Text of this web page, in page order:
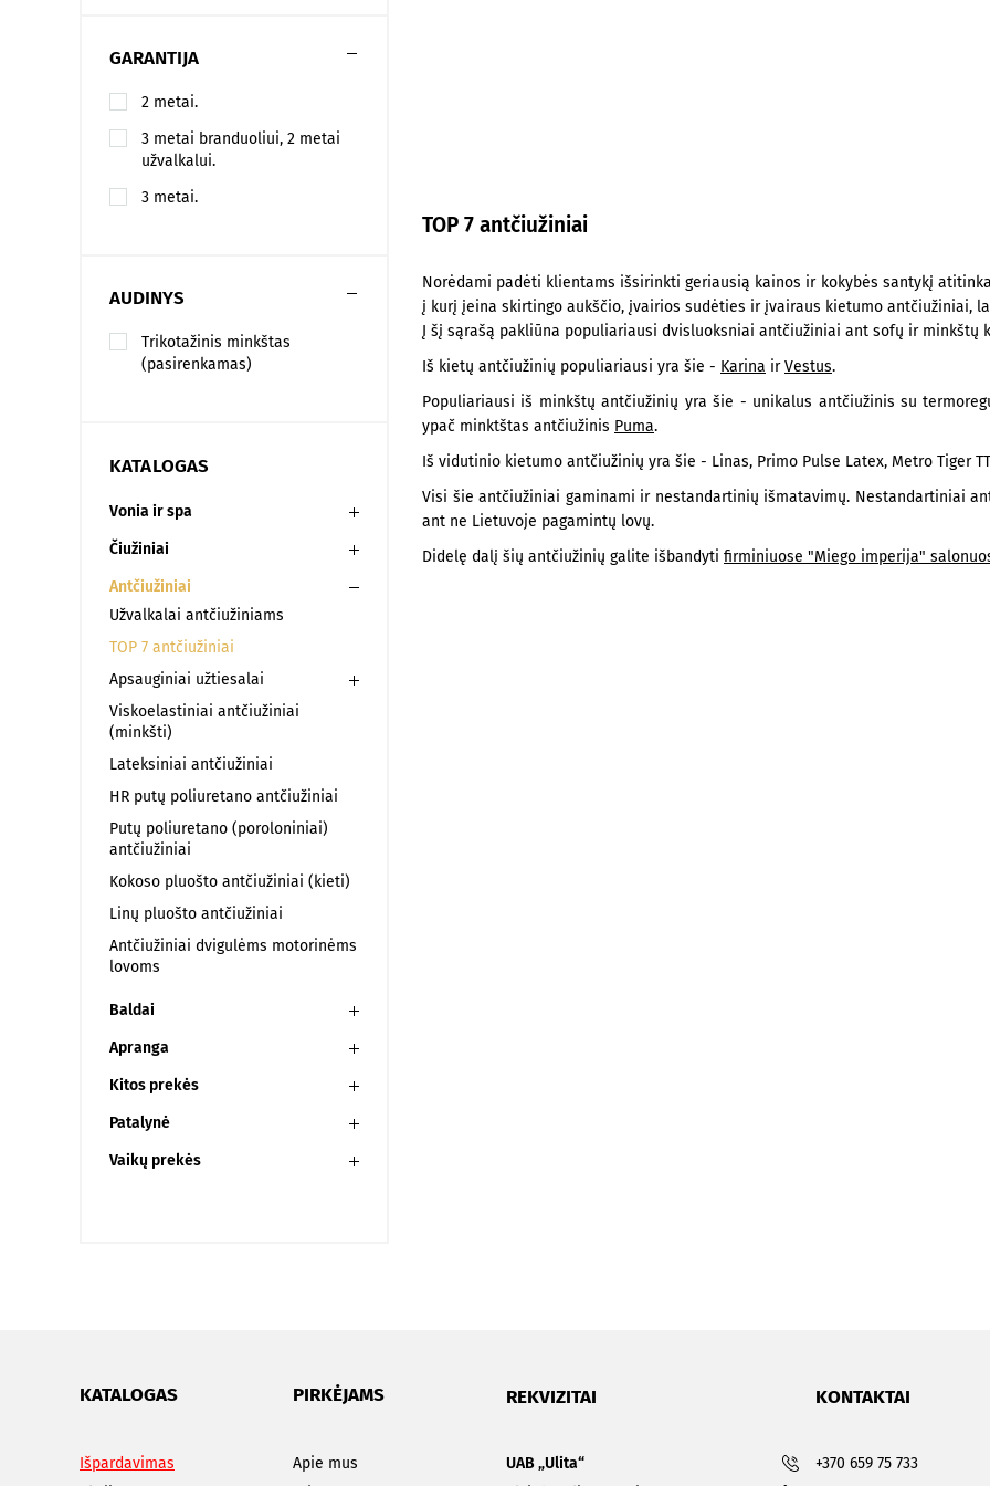
120x195
140x195
140x200
160x200
180x190
180x195
200x200
GARANTIJA
2 metai.
3 metai branduoliui, 2 metai
užvalkalui.
3 metai.
AUDINYS
Trikotažinis minkštas
(pasirenkamas)
KATALOGAS
Vonia ir spa
Čiužiniai
Antčiužiniai
Užvalkalai antčiužiniams
TOP 7 antčiužiniai
Apsauginiai užtiesalai
Viskoelastiniai antčiužiniai
(minkšti)
Lateksiniai antčiužiniai
HR putų poliuretano antčiužiniai
Putų poliuretano (poroloniniai)
antčiužiniai
Kokoso pluošto antčiužiniai (kieti)
Linų pluošto antčiužiniai
Antčiužiniai dvigulėms motorinėms
lovoms
Baldai
Apranga
Kitos prekės
Patalynė
Vaikų prekės
TOP 7 antčiužiniai
Norėdami padėti klientams išsirinkti geriausią kainos ir kokybės santykį
į kurį įeina skirtingo aukščio, įvairios sudėties ir įvairaus kietumo antčiužiniai,
Į šį sąrašą pakliūna populiariausi dvisluoksniai antčiužiniai ant sofų ir minkštų
Iš kietų antčiužinių populiariausi yra šie - Karina irVestus.
Populiariausi iš minkštų antčiužinių yra šie - unikalus antčiužinis su
ypač minktštas antčiužinis Puma.
Iš vidutinio kietumo antčiužinių yra šie - Linas, Primo Pulse Latex, Metro Tiger
Visi šie antčiužiniai gaminami ir nestandartinių išmatavimų. Nestandartiniai
ant ne Lietuvoje pagamintų lovų.
Didelę dalį šių antčiužinių galite išbandyti firminiuose "Miego imperija"
KATALOGAS
Išpardavimas
PIRKĖJAMS
Apie mus
REKVIZITAI
UAB „Ulita“
KONTAKTAI
+370 659 75 733